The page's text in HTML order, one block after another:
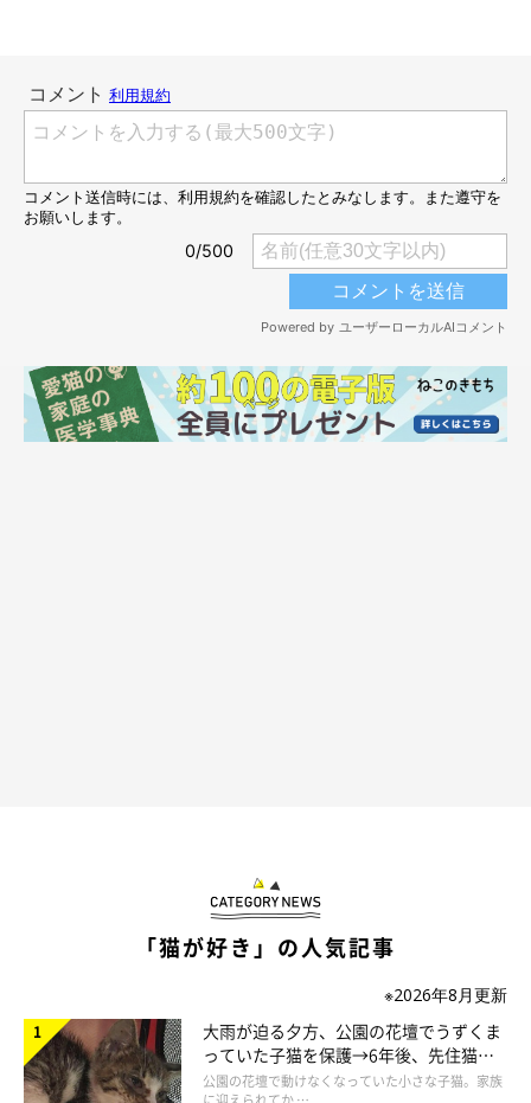
「猫が好き」の人気記事
※2026年8月更新
大雨が迫る夕方、公園の花壇でうずくま
っていた子猫を保護→6年後、先住猫
と“姉妹”のような関係に
公園の花壇で動けなくなっていた小さな子猫。家族